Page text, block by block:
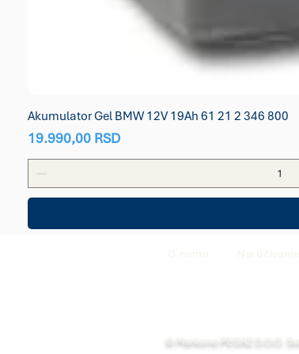
Akumulator Gel BMW 12V 19Ah 61 21 2 346 800
Price
19.990,00 RSD
© Markone PEGAZ D.O.O.